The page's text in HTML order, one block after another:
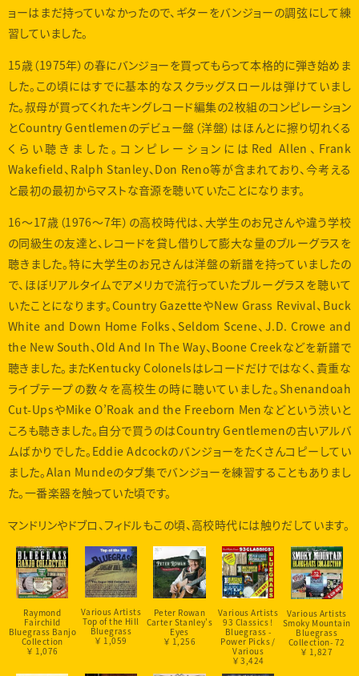
ョーはまだ持っていなかったので、ギターをバンジョーの調弦にして練
習していました。
15歳（1975年）の春にバンジョーを買ってもらって本格的に弾き始めま
した。この頃にはすでに基本的なスクラッグスロールは弾けていまし
た。叔母が買ってくれたキングレコード編集の2枚組のコンピレーション
とCountry Gentlemenのデビュー盤（洋盤）はほんとに擦り切れくる
くらい聴きました。コンピレーションにはRed Allen、Frank
Wakefield、Ralph Stanley、Don Reno等が含まれており、今考える
と最初の最初からマストな音源を聴いていたことになります。
16〜17歳（1976〜7年）の高校時代は、大学生のお兄さんや違う学校
の同級生の友達と、レコードを貸し借りして膨大な量のブルーグラスを
聴きました。特に大学生のお兄さんは洋盤の新譜を持っていましたの
で、ほぼリアルタイムでアメリカで流行っていたブルーグラスを聴いて
いたことになります。Country GazetteやNew Grass Revival、Buck
White and Down Home Folks、Seldom Scene、J.D. Crowe and
the New South、Old And In The Way、Boone Creekなどを新譜で
聴きました。またKentucky Colonelsはレコードだけではなく、貴重な
ライブテープの数々を高校生の時に聴いていました。Shenandoah
Cut-UpsやMike O’Roak and the Freeborn Menなどという渋いと
ころも聴きました。自分で買うのはCountry Gentlemenの古いアルバ
ムばかりでした。Eddie Adcockのバンジョーをたくさんコピーしてい
ました。Alan Mundeのタブ集でバンジョーを練習することもありまし
た。一番楽器を触っていた頃です。
マンドリンやドブロ、フィドルもこの頃、高校時代には触りだしています。
Raymond
Fairchild
Bluegrass Banjo
Collection
￥ 1,076
Various Artists
Top of the Hill
Bluegrass
￥ 1,059
Peter Rowan
Carter Stanley's
Eyes
￥ 1,256
Various Artists
93 Classics !
Bluegrass -
Power Picks /
Various
￥ 3,424
Various Artists
Smoky Mountain
Bluegrass
Collection- 72
￥ 1,827